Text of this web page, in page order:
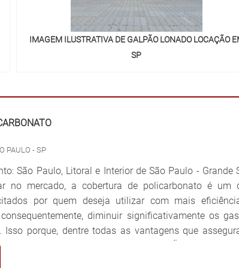
IMAGEM ILUSTRATIVA DE GALPÃO LONADO LOCAÇÃO
SP
PAULO - SP
São Paulo, Litoral e Interior de São Paulo - Grande
no mercado, a cobertura de policarbonato é um
por quem deseja utilizar com mais
diminuir significativamente os
porque, dentre todas as vantagens que
translúcidas. INFORMAÇÕES
atual mercado, é possível encontrar as coberturas